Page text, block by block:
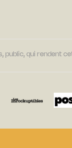
qui rendent